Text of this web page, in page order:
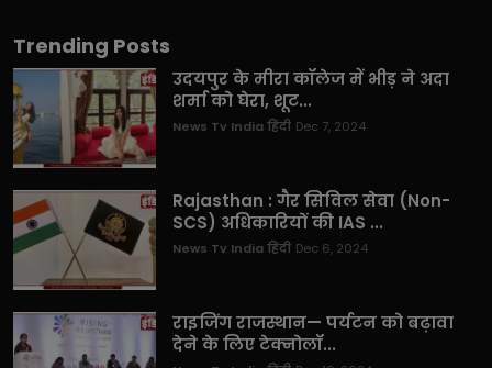
Trending Posts
उदयपुर के मीरा कॉलेज में भीड़ ने अदा
शर्मा को घेरा, शूट...
News Tv India हिंदी Dec 7, 2024
Rajasthan : गैर सिविल सेवा (Non-
SCS) अधिकारियों की IAS ...
News Tv India हिंदी Dec 6, 2024
राइजिंग राजस्थान— पर्यटन को बढ़ावा
देने के लिए टेक्नोलॉ...